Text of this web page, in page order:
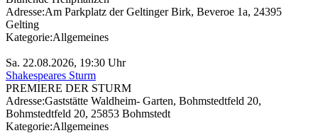
Adresse:Am Parkplatz der Geltinger Birk, Beveroe 1a, 24395
Gelting
Kategorie:Allgemeines
Sa. 22.08.2026, 19:30 Uhr
Shakespeares Sturm
PREMIERE DER STURM
Adresse:Gaststätte Waldheim- Garten, Bohmstedtfeld 20,
Bohmstedtfeld 20, 25853 Bohmstedt
Kategorie:Allgemeines